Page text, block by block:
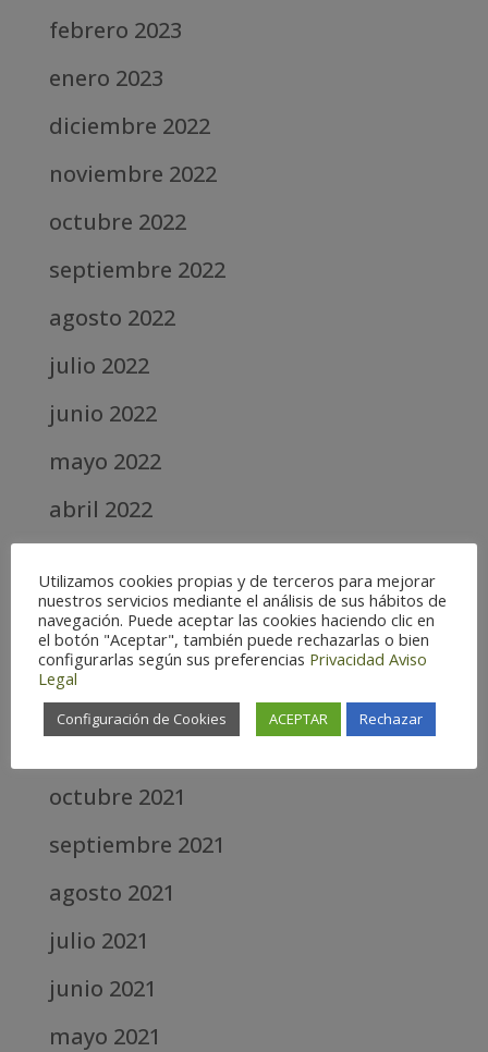
febrero 2023
enero 2023
diciembre 2022
noviembre 2022
octubre 2022
septiembre 2022
agosto 2022
julio 2022
junio 2022
mayo 2022
abril 2022
febrero 2022
enero 2022
diciembre 2021
octubre 2021
septiembre 2021
agosto 2021
julio 2021
junio 2021
mayo 2021
Utilizamos cookies propias y de terceros para mejorar
nuestros servicios mediante el análisis de sus hábitos de
navegación. Puede aceptar las cookies haciendo clic en
el botón "Aceptar", también puede rechazarlas o bien
configurarlas según sus preferencias Privacidad Aviso
Legal
Configuración de Cookies ACEPTAR Rechazar